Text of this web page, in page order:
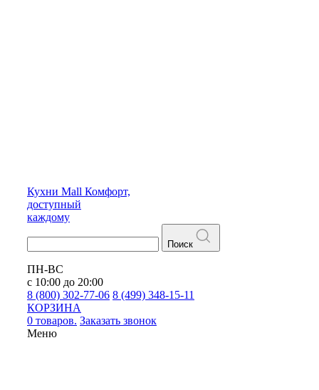
Кухни Mall Комфорт,
доступный
каждому
Поиск
ПН-ВС
с 10:00 до 20:00
8 (800) 302-77-06 8 (499) 348-15-11
КОРЗИНА
0 товаров. Заказать звонок
Меню